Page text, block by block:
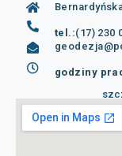
tel.:(17) 230
godziny